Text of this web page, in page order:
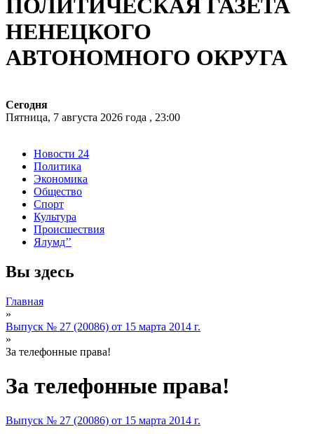
ПОЛИТИЧЕСКАЯ ГАЗЕТА
НЕНЕЦКОГО
АВТОНОМНОГО ОКРУГА
Сегодня
Пятница, 7 августа 2026 года , 23:00
Новости 24
Политика
Экономика
Общество
Спорт
Культура
Происшествия
Ялумд’’
Вы здесь
Главная
»
Выпуск № 27 (20086) от 15 марта 2014 г.
»
За телефонные права!
За телефонные права!
Выпуск № 27 (20086) от 15 марта 2014 г.